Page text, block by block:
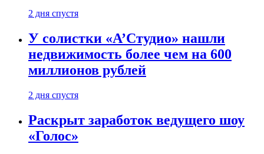
2 дня спустя
У солистки «А’Студио» нашли
недвижимость более чем на 600
миллионов рублей
2 дня спустя
Раскрыт заработок ведущего шоу
«Голос»